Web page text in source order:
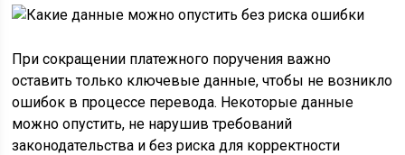
При сокращении платежного поручения важно
оставить только ключевые данные, чтобы не возникло
ошибок в процессе перевода. Некоторые данные
можно опустить, не нарушив требований
законодательства и без риска для корректности